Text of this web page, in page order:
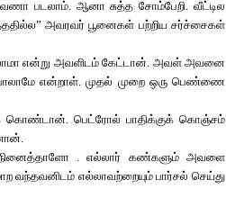
படலாம். ஆனா சுத்த சோம்பேறி. வீட்டில
அவரவர் பூனைகள் பற்றிய சர்ச்சைகள்
என்று அவளிடம் கேட்டான். அவள் அவனை
என்றாள். முதல் முறை ஒரு பெண்ணை
கொண்டான். பெட்ரோல் பாதிக்குக் கொஞ்சம்
நினைத்தாளோ . எல்லார் கண்களும் அவளை
வந்தவனிடம் எல்லாவற்றையும் பார்சல் செய்து